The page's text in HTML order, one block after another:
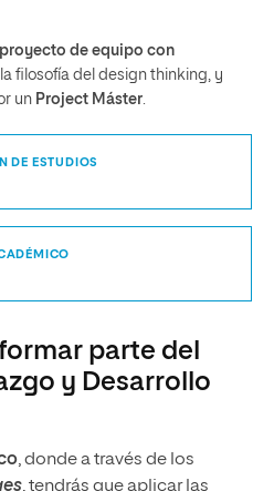
de equipo con
filosofía del design thinking, y
un Project Máster.
DE ESTUDIOS
parte del
y Desarrollo
, donde a través de los
, tendrás que aplicar las